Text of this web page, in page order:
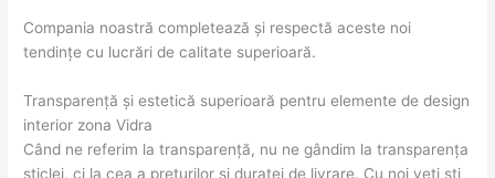
Compania noastră completează și respectă aceste noi
tendințe cu lucrări de calitate superioară.
Transparență și estetică superioară pentru elemente de design
interior zona Vidra
Când ne referim la transparență, nu ne gândim la transparența
sticlei, ci la cea a prețurilor și duratei de livrare. Cu noi veți ști